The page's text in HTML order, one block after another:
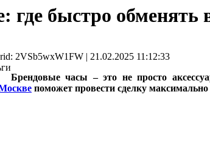
быстро обменять
2VSb5wxW1FW | 21.02.2025 11:12:33
Брендовые часы – это не просто
поможет провести сделку